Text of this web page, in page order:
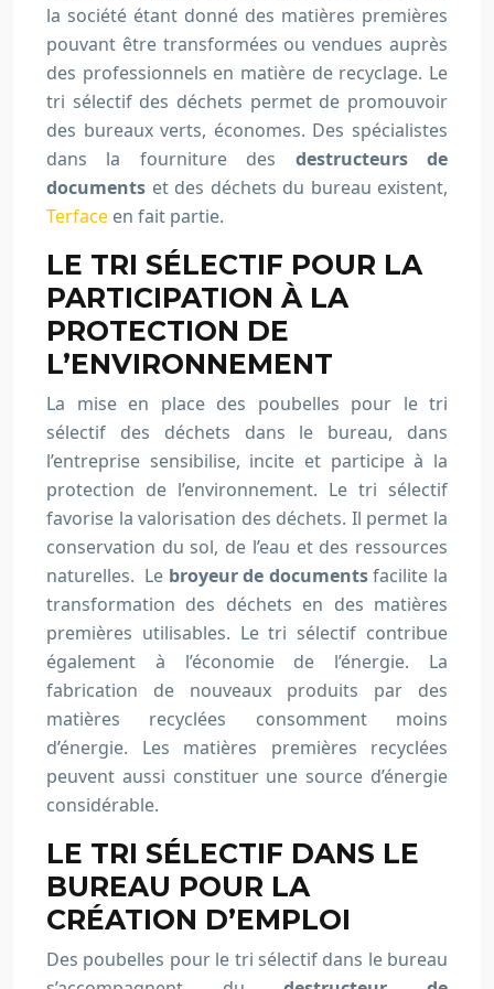
la société étant donné des matières premières
pouvant être transformées ou vendues auprès
des professionnels en matière de recyclage. Le
tri sélectif des déchets permet de promouvoir
des bureaux verts, économes. Des spécialistes
dans la fourniture des destructeurs de
documents et des déchets du bureau existent,
Terface en fait partie.
LE TRI SÉLECTIF POUR LA
PARTICIPATION À LA
PROTECTION DE
L’ENVIRONNEMENT
La mise en place des poubelles pour le tri
sélectif des déchets dans le bureau, dans
l’entreprise sensibilise, incite et participe à la
protection de l’environnement. Le tri sélectif
favorise la valorisation des déchets. Il permet la
conservation du sol, de l’eau et des ressources
naturelles. Le broyeur de documentsfacilite la
transformation des déchets en des matières
premières utilisables. Le tri sélectif contribue
également à l’économie de l’énergie. La
fabrication de nouveaux produits par des
matières recyclées consomment moins
d’énergie. Les matières premières recyclées
peuvent aussi constituer une source d’énergie
considérable.
LE TRI SÉLECTIF DANS LE
BUREAU POUR LA
CRÉATION D’EMPLOI
Des poubelles pour le tri sélectif dans le bureau